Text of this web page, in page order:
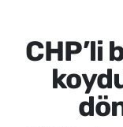
CHP’li
SPOR
SAĞLIK